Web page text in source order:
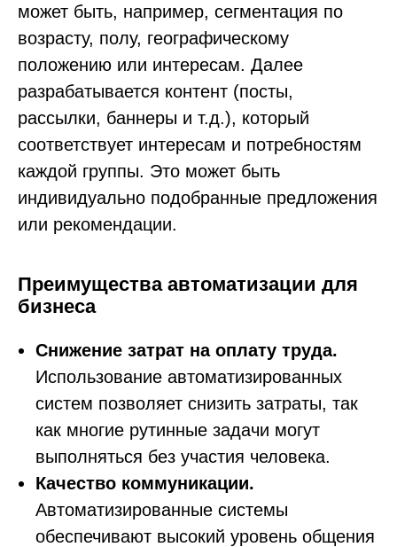
может быть, например, сегментация по
возрасту, полу, географическому
положению или интересам. Далее
разрабатывается контент (посты,
рассылки, баннеры и т.д.), который
соответствует интересам и потребностям
каждой группы. Это может быть
индивидуально подобранные предложения
или рекомендации.
Преимущества автоматизации для
бизнеса
Снижение затрат на оплату труда.
Использование автоматизированных
систем позволяет снизить затраты, так
как многие рутинные задачи могут
выполняться без участия человека.
Качество коммуникации.
Автоматизированные системы
обеспечивают высокий уровень общения